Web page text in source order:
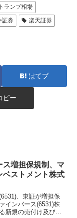
トランプ相場
証券
楽天証券
はてブ
ピー
ス増担保規制、マ
ベストメント株式
、東証が増担保
インバース(6531)株
新規の売付け及び買